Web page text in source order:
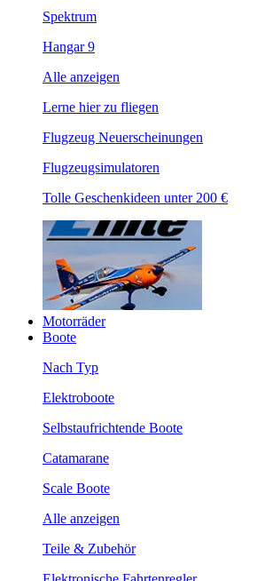
Spektrum
Hangar 9
Alle anzeigen
Lerne hier zu fliegen
Flugzeug Neuerscheinungen
Flugzeugsimulatoren
Tolle Geschenkideen unter 200 €
Motorräder
Boote
Nach Typ
Elektroboote
Selbstaufrichtende Boote
Catamarane
Scale Boote
Alle anzeigen
Teile & Zubehör